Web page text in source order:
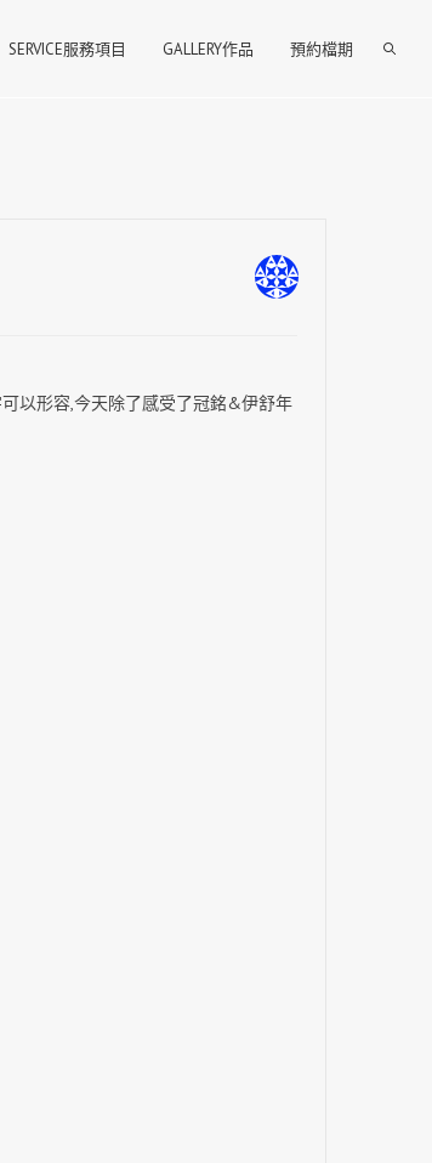
SERVICE服務項目 GALLERY作品 預約檔期
以形容,今天除了感受了冠銘&伊舒年